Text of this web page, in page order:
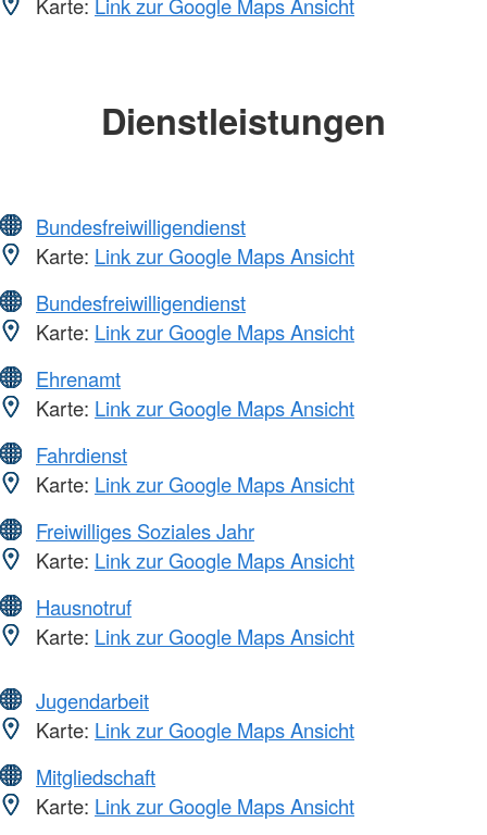
Dienstleistungen
Bundesfreiwilligendienst
Karte: Link zur Google Maps Ansicht
Bundesfreiwilligendienst
Karte: Link zur Google Maps Ansicht
Ehrenamt
Karte: Link zur Google Maps Ansicht
Fahrdienst
Karte: Link zur Google Maps Ansicht
Freiwilliges Soziales Jahr
Karte: Link zur Google Maps Ansicht
Hausnotruf
Karte: Link zur Google Maps Ansicht
Jugendarbeit
Karte: Link zur Google Maps Ansicht
Mitgliedschaft
Karte: Link zur Google Maps Ansicht